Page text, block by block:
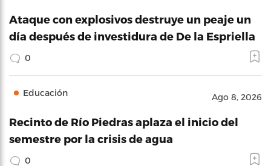
Ataque con explosivos destruye un peaje un
día después de investidura de De la Espriella
0
Educación Ago 8, 2026
Recinto de Río Piedras aplaza el inicio del
semestre por la crisis de agua
0